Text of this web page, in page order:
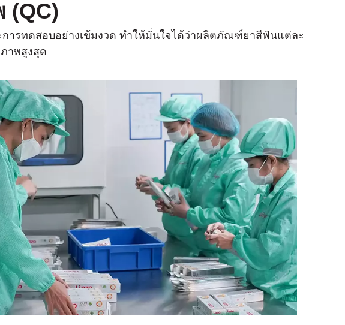
(QC)
ารทดสอบอย่างเข้มงวด ทําให้มั่นใจได้ว่าผลิตภัณฑ์ยาสีฟันแต่ละ
าพสูงสุด